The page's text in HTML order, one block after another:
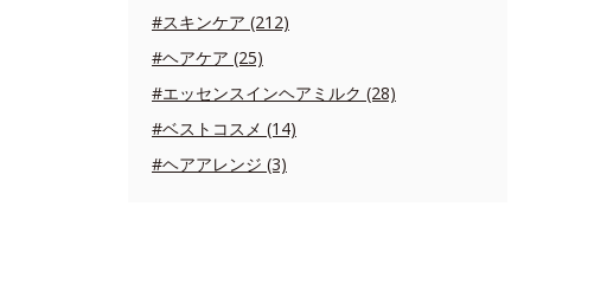
#スキンケア (212)
#ヘアケア (25)
#エッセンスインヘアミルク (28)
#ベストコスメ (14)
#ヘアアレンジ (3)